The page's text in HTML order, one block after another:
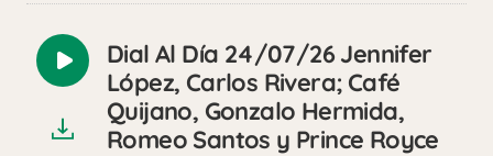
Reproducir
audio
Dial Al Día 24/07/26 Jennifer
López, Carlos Rivera; Café
Quijano, Gonzalo Hermida,
Romeo Santos y Prince Royce